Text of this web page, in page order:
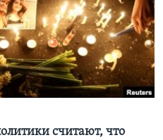
считают, что